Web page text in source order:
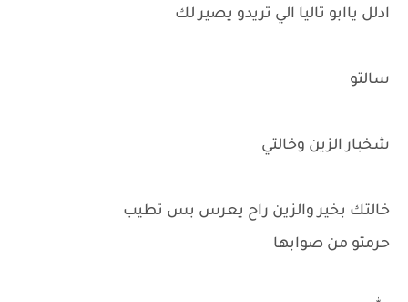
ادلل ياابو تاليا الي تريدو يصير لك
سالتو
شخبار الزين وخالتي
خالتك بخير والزين راح يعرس بس تطيب
حرمتو من صوابها